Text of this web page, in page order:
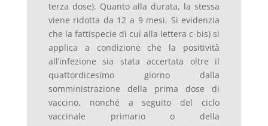
terza dose). Quanto alla durata, la stessa
viene ridotta da 12 a 9 mesi. Si evidenzia
che la fattispecie di cui alla lettera c-bis) si
applica a condizione che la positività
all’infezione sia stata accertata oltre il
quattordicesimo giorno dalla
somministrazione della prima dose di
vaccino, nonché a seguito del ciclo
vaccinale primario o della